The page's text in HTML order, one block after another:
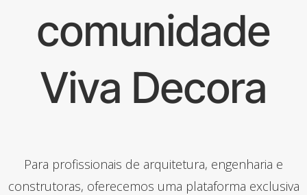
comunidade
Viva Decora
Para profissionais de arquitetura, engenharia e
construtoras, oferecemos uma plataforma exclusiva